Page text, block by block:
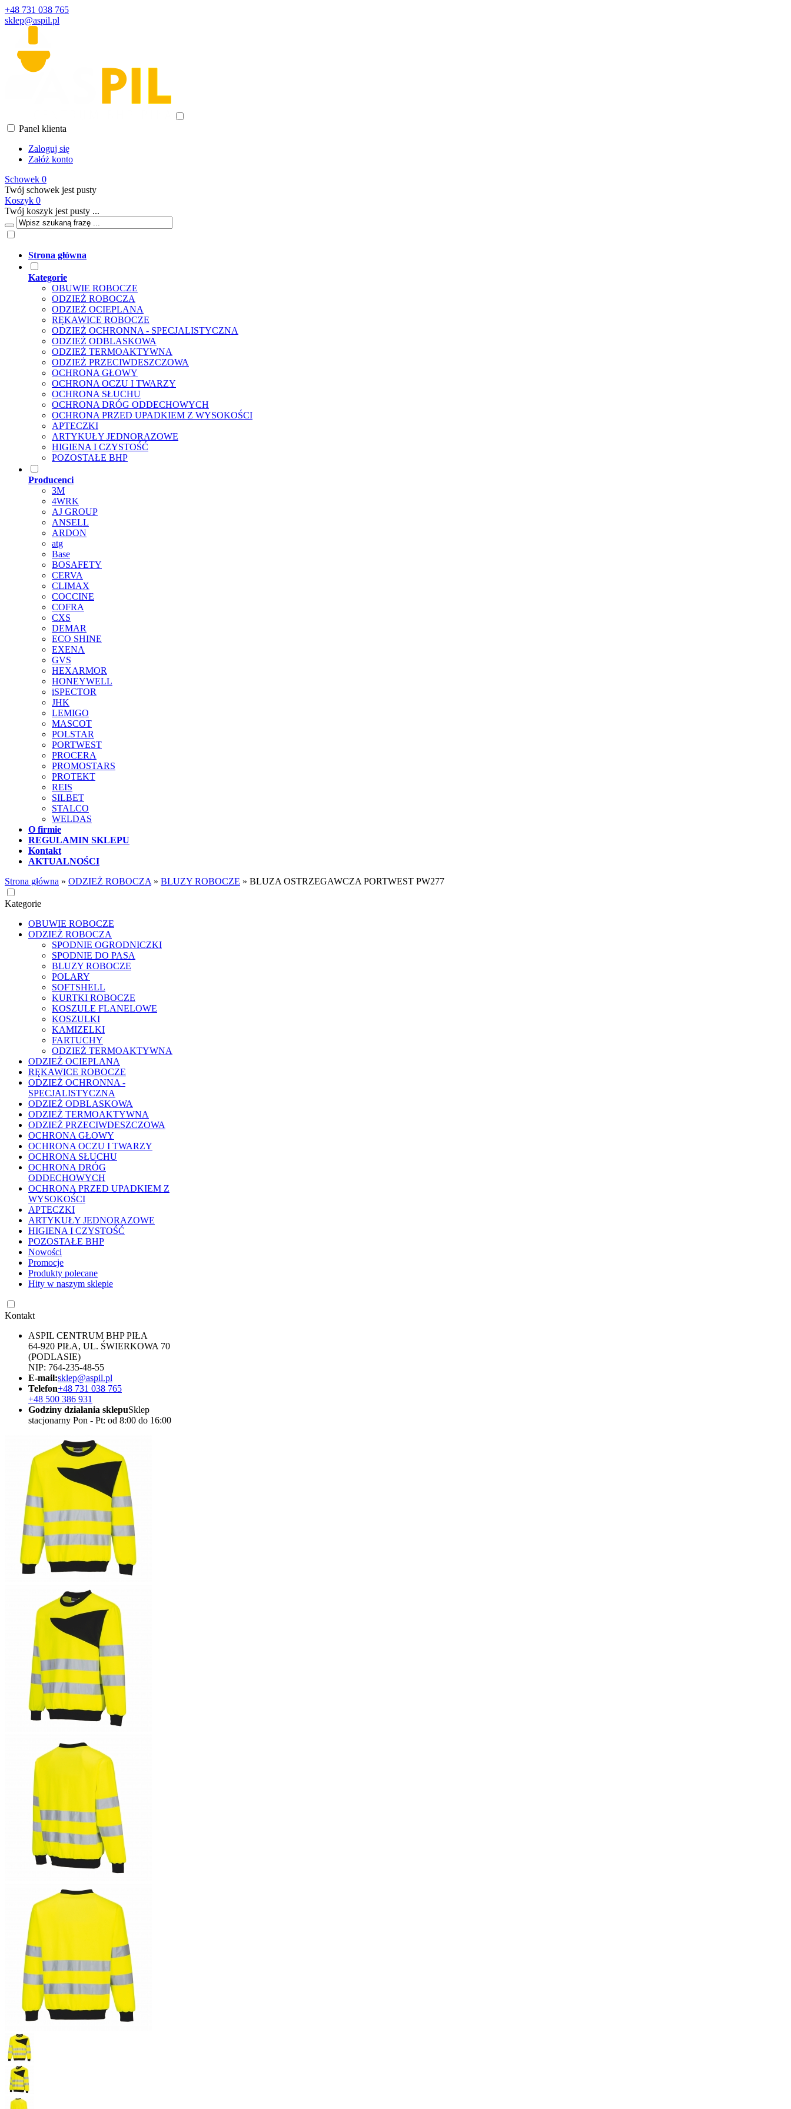
+48 731 038 765
sklep@aspil.pl
Panel klienta
Zaloguj się
Załóż konto
Schowek 0
Twój schowek jest pusty
Koszyk 0
Twój koszyk jest pusty ...
Strona główna
Kategorie
OBUWIE ROBOCZE
ODZIEŻ ROBOCZA
ODZIEŻ OCIEPLANA
RĘKAWICE ROBOCZE
ODZIEŻ OCHRONNA - SPECJALISTYCZNA
ODZIEŻ ODBLASKOWA
ODZIEŻ TERMOAKTYWNA
ODZIEŻ PRZECIWDESZCZOWA
OCHRONA GŁOWY
OCHRONA OCZU I TWARZY
OCHRONA SŁUCHU
OCHRONA DRÓG ODDECHOWYCH
OCHRONA PRZED UPADKIEM Z WYSOKOŚCI
APTECZKI
ARTYKUŁY JEDNORAZOWE
HIGIENA I CZYSTOŚĆ
POZOSTAŁE BHP
Producenci
3M
4WRK
AJ GROUP
ANSELL
ARDON
atg
Base
BOSAFETY
CERVA
CLIMAX
COCCINE
COFRA
CXS
DEMAR
ECO SHINE
EXENA
GVS
HEXARMOR
HONEYWELL
iSPECTOR
JHK
LEMIGO
MASCOT
POLSTAR
PORTWEST
PROCERA
PROMOSTARS
PROTEKT
REIS
SILBET
STALCO
WELDAS
O firmie
REGULAMIN SKLEPU
Kontakt
AKTUALNOŚCI
Strona główna » ODZIEŻ ROBOCZA » BLUZY ROBOCZE » BLUZA OSTRZEGAWCZA PORTWEST PW277
Kategorie
OBUWIE ROBOCZE
ODZIEŻ ROBOCZA
SPODNIE OGRODNICZKI
SPODNIE DO PASA
BLUZY ROBOCZE
POLARY
SOFTSHELL
KURTKI ROBOCZE
KOSZULE FLANELOWE
KOSZULKI
KAMIZELKI
FARTUCHY
ODZIEŻ TERMOAKTYWNA
ODZIEŻ OCIEPLANA
RĘKAWICE ROBOCZE
ODZIEŻ OCHRONNA -
SPECJALISTYCZNA
ODZIEŻ ODBLASKOWA
ODZIEŻ TERMOAKTYWNA
ODZIEŻ PRZECIWDESZCZOWA
OCHRONA GŁOWY
OCHRONA OCZU I TWARZY
OCHRONA SŁUCHU
OCHRONA DRÓG
ODDECHOWYCH
OCHRONA PRZED UPADKIEM Z
WYSOKOŚCI
APTECZKI
ARTYKUŁY JEDNORAZOWE
HIGIENA I CZYSTOŚĆ
POZOSTAŁE BHP
Nowości
Promocje
Produkty polecane
Hity w naszym sklepie
Kontakt
ASPIL CENTRUM BHP PIŁA
64-920 PIŁA, UL. ŚWIERKOWA 70
(PODLASIE)
NIP: 764-235-48-55
E-mail:sklep@aspil.pl
Telefon+48 731 038 765
+48 500 386 931
Godziny działania sklepuSklep
stacjonarny Pon - Pt: od 8:00 do 16:00